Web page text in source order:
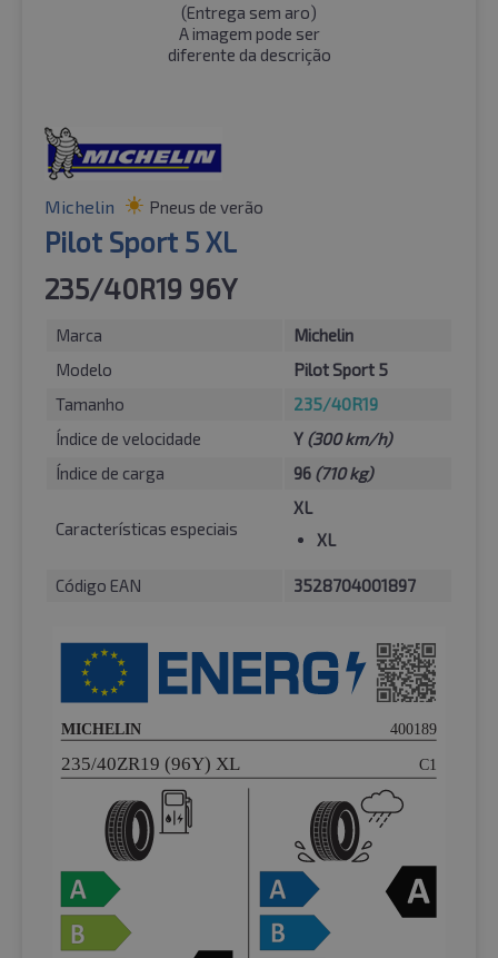
(Entrega sem aro)
A imagem pode ser
diferente da descrição
Michelin Pneus de verão
Pilot Sport 5 XL
235/40R19 96Y
Marca
Michelin
Modelo
Pilot Sport 5
Tamanho
235/40R19
Índice de velocidade
Y (300 km/h)
Índice de carga
96 (710 kg)
Características especiais
XL
XL
Código EAN 3528704001897